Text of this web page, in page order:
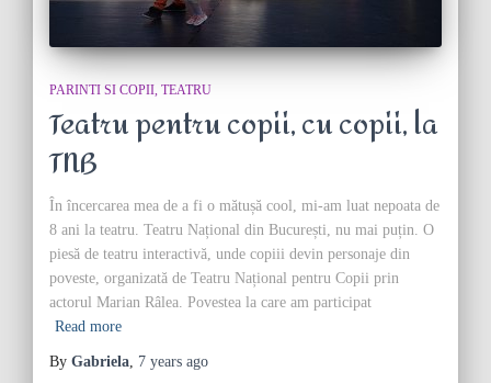
PARINTI SI COPII TEATRU
Teatru pentru copii, cu copii, la
TNB
În încercarea mea de a fi o mătușă cool, mi-am luat nepoata de
8 ani la teatru. Teatru Național din București, nu mai puțin. O
piesă de teatru interactivă, unde copiii devin personaje din
poveste, organizată de Teatru Național pentru Copii prin
actorul Marian Râlea. Povestea la care am participat
Read more
By Gabriela, 7 years ago